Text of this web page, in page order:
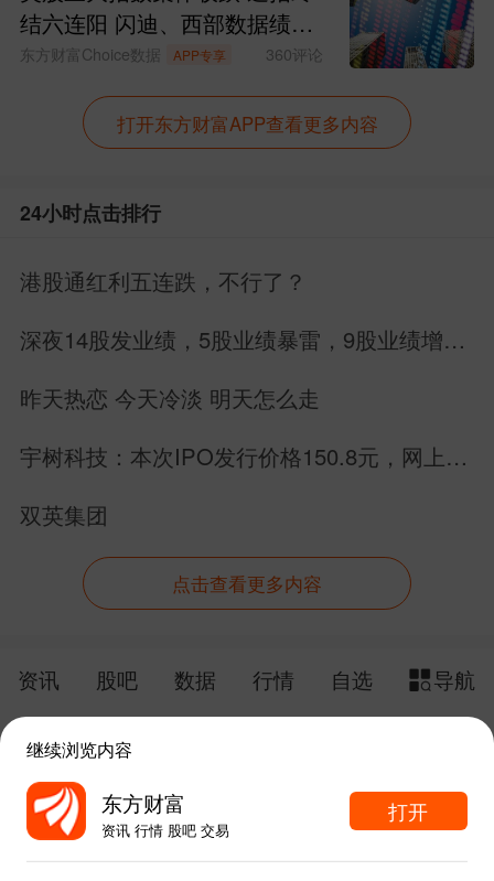
结六连阳 闪迪、西部数据绩后
大跌
东方财富Choice数据 APP专享 360评论
打开东方财富APP查看更多内容
24小时点击排行
港股通红利五连跌，不行了？
深夜14股发业绩，5股业绩暴雷，9股业绩增
昨天热恋 今天冷淡 明天怎么走
宇树科技：本次IPO发行价格150.8元，网上申
双英集团
点击查看更多内容
资讯 股吧 数据 行情 自选
导航
给网站提点意见 下载APP
东方财富APP内打开
继续浏览内容
东方财富
资讯 行情 股吧 交易
打开